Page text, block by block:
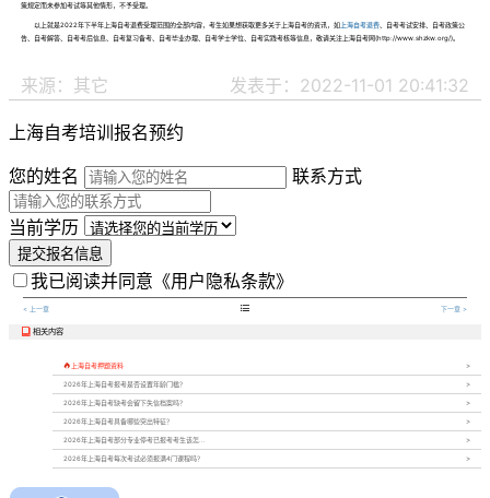
策规定而未参加考试等其他情形，不予受理。
以上就是2022年下半年上海自考退费受理范围的全部内容，考生如果想获取更多关于上海自考的资讯，如上海自考退费、自考考试安排、自考政策公
告、自考解答、自考考后信息、自考复习备考、自考毕业办理、自考学士学位、自考实践考核等信息，敬请关注上海自考网(http://www.shzkw.org/)。
来源：其它 发表于：2022-11-01 20:41:32
上海自考培训报名预约
您的姓名
联系方式
当前学历
提交报名信息
我已阅读并同意 《用户隐私条款》
< 上一章  下一章 >
 相关内容
 上海自考押题资料
2026年上海自考报考是否设置年龄门槛？
2026年上海自考缺考会留下失信档案吗？
2026年上海自考具备哪些突出特征？
2026年上海自考部分专业停考已报考考生该怎...
2026年上海自考每次考试必须报满4门课程吗？